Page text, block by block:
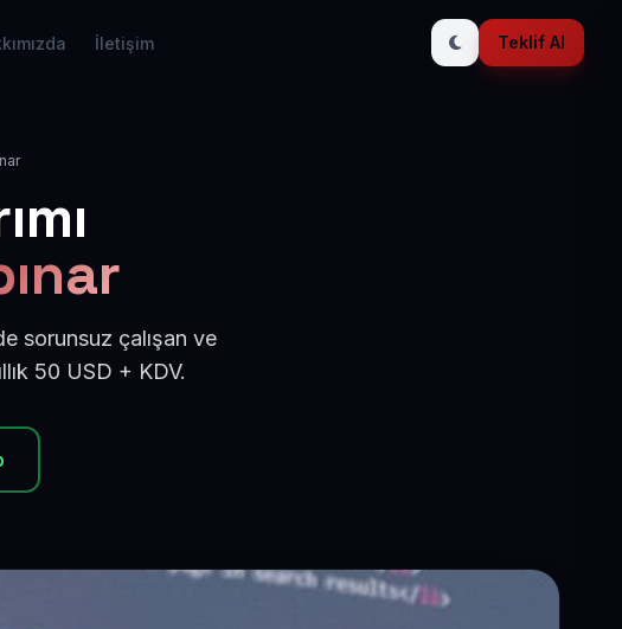
İletişim Teklif Al
sorunsuz çalışan ve
50 USD + KDV.